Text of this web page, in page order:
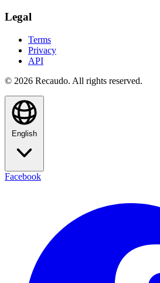
Legal
Terms
Privacy
API
© 2026 Recaudo. All rights reserved.
English
Facebook